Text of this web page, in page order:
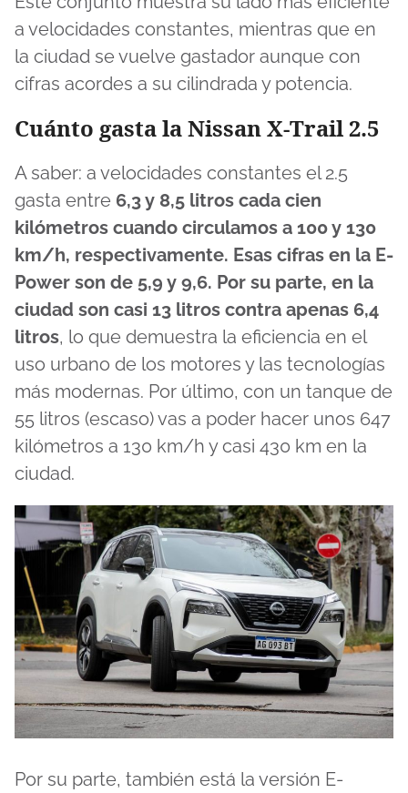
a velocidades constantes, mientras que en
la ciudad se vuelve gastador aunque con
cifras acordes a su cilindrada y potencia.
Cuánto gasta la Nissan X-Trail 2.5
A saber: a velocidades constantes el 2.5
gasta entre 6,3 y 8,5 litros cada cien
kilómetros cuando circulamos a 100 y 130
km/h, respectivamente. Esas cifras en la E-
Power son de 5,9 y 9,6. Por su parte, en la
ciudad son casi 13 litros contra apenas 6,4
litros, lo que demuestra la eficiencia en el
uso urbano de los motores y las tecnologías
más modernas. Por último, con un tanque de
55 litros (escaso) vas a poder hacer unos 647
kilómetros a 130 km/h y casi 430 km en la
ciudad.
Por su parte, también está la versión E-